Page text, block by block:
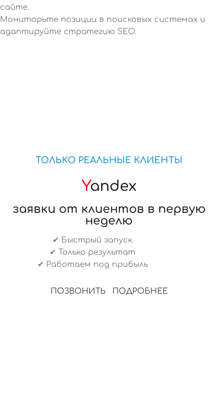
сайте.
Мониторьте позиции в поисковых системах и
адаптируйте стратегию SEO.
ТОЛЬКО РЕАЛЬНЫЕ КЛИЕНТЫ
Yandex
заявки от клиентов в первую
неделю
✔ Быстрый запуск
✔ Только результат
✔ Работаем под прибыль
ПОЗВОНИТЬ ПОДРОБНЕЕ